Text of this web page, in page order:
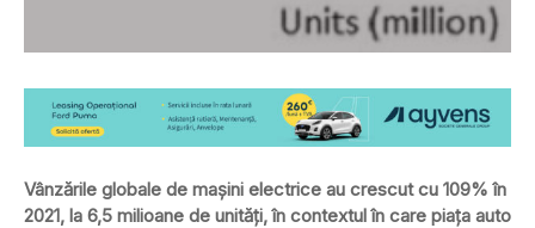
Vânzările globale de mașini electrice au crescut cu 109% în
2021, la 6,5 milioane de unități, în contextul în care piața auto